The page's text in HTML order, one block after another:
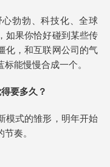
勃勃、科技化、全球
如果你恰好碰到某些传
化，和互联网公司的气
能慢慢合成一个。
要多久？
模式的雏形，明年开始
奏。